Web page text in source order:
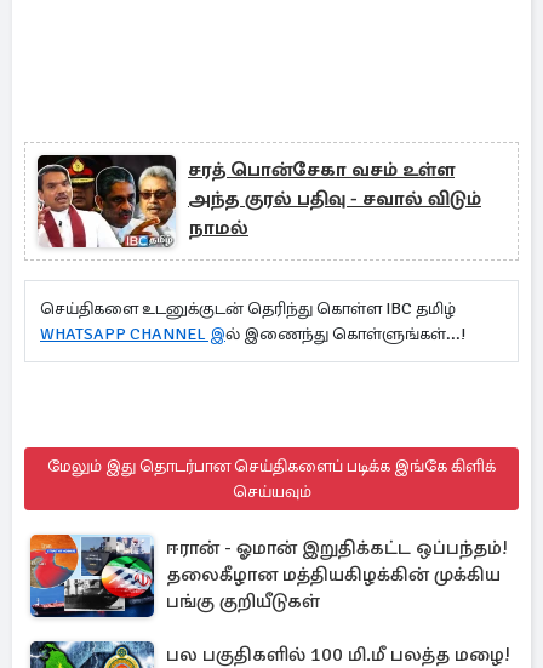
சரத் பொன்சேகா வசம் உள்ள
அந்த குரல் பதிவு - சவால் விடும்
நாமல்
செய்திகளை உடனுக்குடன் தெரிந்து கொள்ள IBC தமிழ்
WHATSAPP CHANNEL இல் இணைந்து கொள்ளுங்கள்...!
மேலும் இது தொடர்பான செய்திகளைப் படிக்க இங்கே கிளிக்
செய்யவும்
ஈரான் - ஓமான் இறுதிக்கட்ட ஒப்பந்தம்!
தலைகீழான மத்தியகிழக்கின் முக்கிய
பங்கு குறியீடுகள்
பல பகுதிகளில் 100 மி.மீ பலத்த மழை!